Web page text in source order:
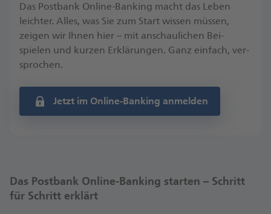
Das Postbank Online-Banking macht das Leben
leichter. Alles, was Sie zum Start wissen müssen,
zeigen wir Ihnen hier – mit an­schau­lichen Bei­
spielen und kurzen Er­klärun­gen. Ganz ein­fach, ver­
sprochen.
Jetzt im Online-Banking anmelden
Das Postbank Online-Banking starten – Schritt
für Schritt erklärt